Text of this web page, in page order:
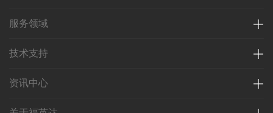
服务领域
技术支持
资讯中心